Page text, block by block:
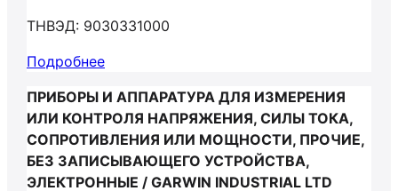
ТНВЭД: 9030331000
Подробнее
ПРИБОРЫ И АППАРАТУРА ДЛЯ ИЗМЕРЕНИЯ
ИЛИ КОНТРОЛЯ НАПРЯЖЕНИЯ, СИЛЫ ТОКА,
СОПРОТИВЛЕНИЯ ИЛИ МОЩНОСТИ, ПРОЧИЕ,
БЕЗ ЗАПИСЫВАЮЩЕГО УСТРОЙСТВА,
ЭЛЕКТРОННЫЕ / GARWIN INDUSTRIAL LTD